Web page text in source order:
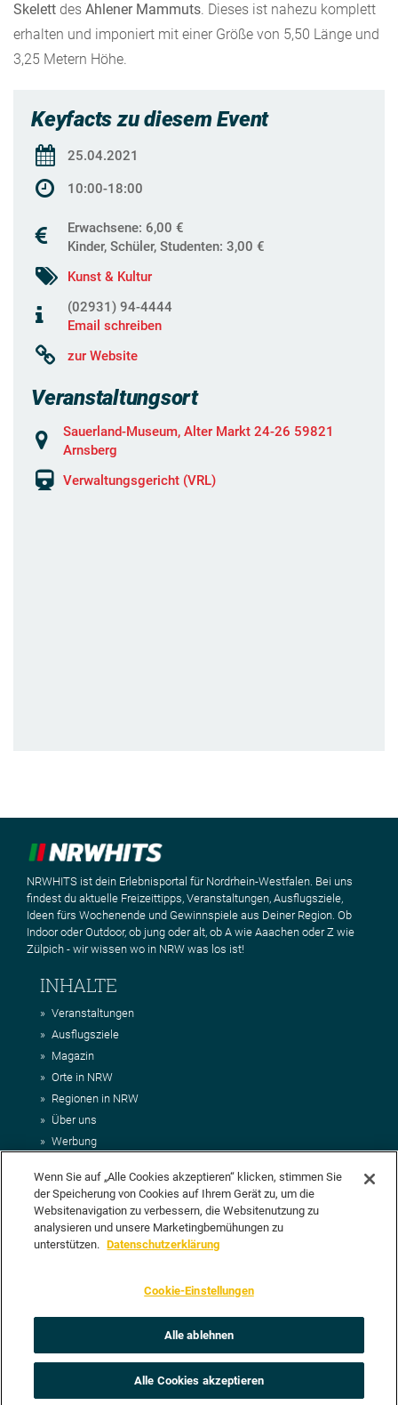
Skelett des Ahlener Mammuts. Dieses ist nahezu komplett
erhalten und imponiert mit einer Größe von 5,50 Länge und
3,25 Metern Höhe.
Keyfacts zu diesem Event
25.04.2021
10:00-18:00
Erwachsene: 6,00 €
Kinder, Schüler, Studenten: 3,00 €
Kunst & Kultur
(02931) 94-4444
Email schreiben
zur Website
Veranstaltungsort
Sauerland-Museum, Alter Markt 24-26 59821
Arnsberg
Verwaltungsgericht (VRL)
NRWHITS ist dein Erlebnisportal für Nordrhein-Westfalen. Bei uns
findest du aktuelle Freizeittipps, Veranstaltungen, Ausflugsziele,
Ideen fürs Wochenende und Gewinnspiele aus Deiner Region. Ob
Indoor oder Outdoor, ob jung oder alt, ob A wie Aaachen oder Z wie
Zülpich - wir wissen wo in NRW was los ist!
INHALTE
Veranstaltungen
Ausflugsziele
Magazin
Orte in NRW
Regionen in NRW
Über uns
Werbung
Impressum
AGB
Datenschutz
DEIN VORSCHLAG FÜR NRWHITS
vorschlagen? Klasse, dann nutze doch einfach
Unsere Redaktion wird Deinen Vorschlag dann so schnell wie
Wenn Sie auf „Alle Cookies akzeptieren“ klicken, stimmen Sie
der Speicherung von Cookies auf Ihrem Gerät zu, um die
Websitenavigation zu verbessern, die Websitenutzung zu
analysieren und unsere Marketingbemühungen zu
unterstützen. Datenschutzerklärung
Cookie-Einstellungen
Alle ablehnen
Alle Cookies akzeptieren